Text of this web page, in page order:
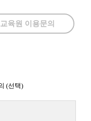
교육원 이용문의
(선택)